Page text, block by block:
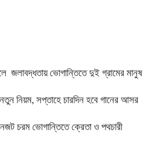
জলাবদ্ধতায় ভোগান্তিতে দুই গ্রামের মানুষ
নিয়ম, সপ্তাহে চারদিন হবে গানের আসর
চরম ভোগান্তিতে ক্রেতা ও পথচারী